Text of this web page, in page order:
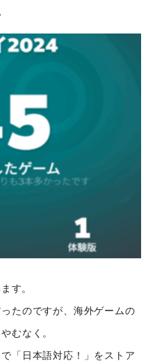
す。
たのですが、海外ゲームの
むなく。
「日本語対応！」をストア